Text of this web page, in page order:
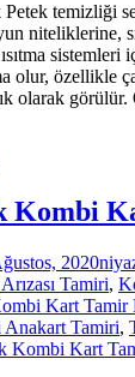
temizliği
niteliklerine,
sistemleri
olur, özellikle
olarak görülür.
Kombi
2020
Tamiri,
Kart Tamir
Tamiri,
Kombi Kart